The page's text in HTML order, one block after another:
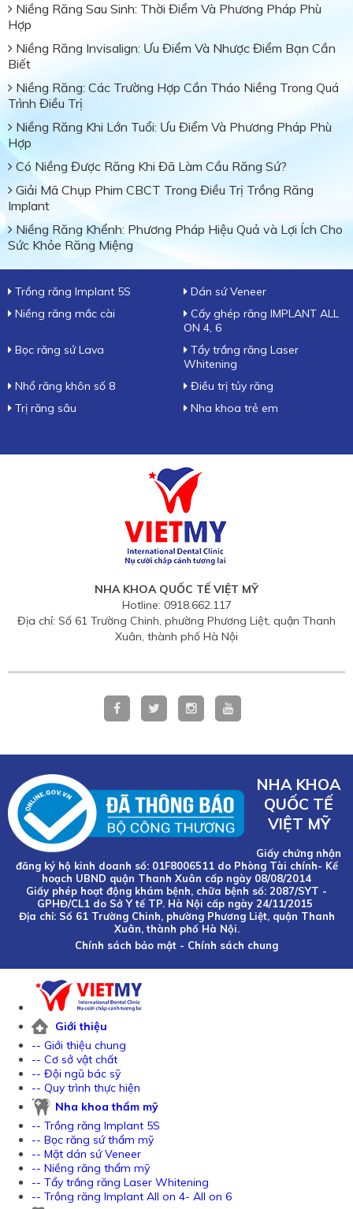
Niềng Răng Sau Sinh: Thời Điểm Và Phương Pháp Phù
Hợp
Niềng Răng Invisalign: Ưu Điểm Và Nhược Điểm Bạn Cần
Biết
Niềng Răng: Các Trường Hợp Cần Tháo Niềng Trong Quá
Trình Điều Trị
Niềng Răng Khi Lớn Tuổi: Ưu Điểm Và Phương Pháp Phù
Hợp
Có Niềng Được Răng Khi Đã Làm Cầu Răng Sứ?
Giải Mã Chụp Phim CBCT Trong Điều Trị Trồng Răng
Implant
Niềng Răng Khểnh: Phương Pháp Hiệu Quả và Lợi Ích Cho
Sức Khỏe Răng Miệng
Trồng răng Implant 5S
Dán sứ Veneer
Niềng răng mắc cài
Cấy ghép răng IMPLANT ALL
ON 4, 6
Bọc răng sứ Lava
Tẩy trắng răng Laser
Whitening
Nhổ răng khôn số 8
Điều trị tủy răng
Trị răng sâu
Nha khoa trẻ em
NHA KHOA QUỐC TẾ VIỆT MỸ
Hotline: 0918.662.117
Địa chỉ: Số 61 Trường Chinh, phường Phương Liệt, quận Thanh
Xuân, thành phố Hà Nội
NHA KHOA
QUỐC TẾ
VIỆT MỸ
Giấy chứng nhận
đăng ký hộ kinh doanh số: 01F8006511 do Phòng Tài chính- Kế
hoạch UBND quận Thanh Xuân cấp ngày 08/08/2014
Giấy phép hoạt động khám bệnh, chữa bệnh số: 2087/SYT -
GPHĐ/CL1 do Sở Y tế TP. Hà Nội cấp ngày 24/11/2015
Địa chỉ: Số 61 Trường Chinh, phường Phương Liệt, quận Thanh
Xuân, thành phố Hà Nội.
Chính sách bảo mật - Chính sách chung
Giới thiệu
-- Giới thiệu chung
-- Cơ sở vật chất
-- Đội ngũ bác sỹ
-- Quy trình thực hiện
Nha khoa thẩm mỹ
-- Trồng răng Implant 5S
-- Bọc răng sứ thẩm mỹ
-- Mặt dán sứ Veneer
-- Niềng răng thẩm mỹ
-- Tẩy trắng răng Laser Whitening
-- Trồng răng Implant All on 4- All on 6